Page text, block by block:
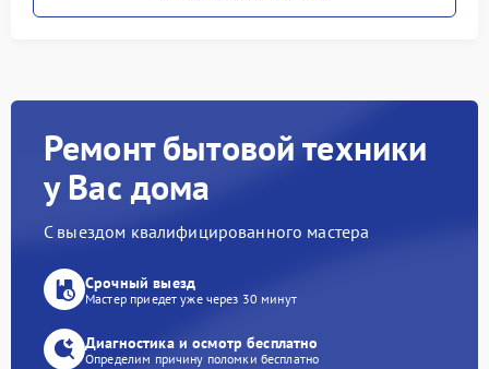
Ремонт бытовой техники
у Вас дома
С выездом квалифицированного мастера
Срочный выезд
Мастер приедет уже через 30 минут
Диагностика и осмотр бесплатно
Определим причину поломки бесплатно